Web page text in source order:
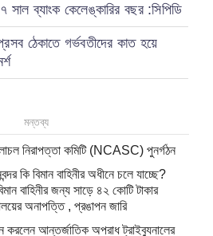
ব্যাংক কেলেঙ্কারির বছর :সিপিডি
ঠেকাতে গর্ভবতীদের কাত হয়ে
মন্তব্য
নিরাপত্তা কমিটি (NCASC) পুনর্গঠন
কি বিমান বাহিনীর অধীনে চলে যাচ্ছে?
বাহিনীর জন্য সাড়ে ৪২ কোটি টাকার
অনাপত্তি , প্রঙাপন জারি
করলেন আন্তর্জাতিক অপরাধ ট্রাইব্যুনালের